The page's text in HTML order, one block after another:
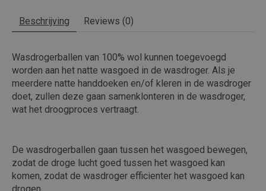
Beschrijving Reviews (0)
Wasdrogerballen van 100% wol kunnen toegevoegd
worden aan het natte wasgoed in de wasdroger. Als je
meerdere natte handdoeken en/of kleren in de wasdroger
doet, zullen deze gaan samenklonteren in de wasdroger,
wat het droogproces vertraagt.
De wasdrogerballen gaan tussen het wasgoed bewegen,
zodat de droge lucht goed tussen het wasgoed kan
komen, zodat de wasdroger efficienter het wasgoed kan